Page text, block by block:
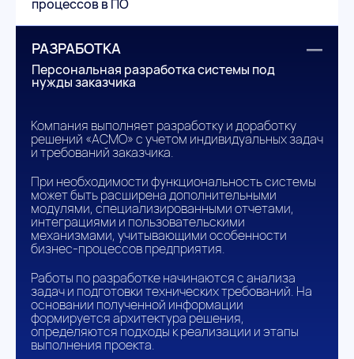
процессов в ПО
РАЗРАБОТКА
Персональная разработка системы под
нужды заказчика
Компания выполняет разработку и доработку
решений «АСМО» с учетом индивидуальных задач
и требований заказчика.
При необходимости функциональность системы
может быть расширена дополнительными
модулями, специализированными отчетами,
интеграциями и пользовательскими
механизмами, учитывающими особенности
бизнес-процессов предприятия.
Работы по разработке начинаются с анализа
задач и подготовки технических требований. На
основании полученной информации
формируется архитектура решения,
определяются подходы к реализации и этапы
выполнения проекта.